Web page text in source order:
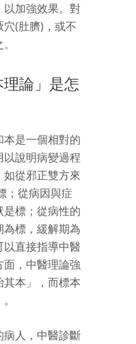
以加強效果。對
(肚臍)，或不
論」是怎
是一個相對的
說明病變過程
從邪正雙方來
；從病因與症
標；從病性的
標，緩解期為
直接指導中醫
，中醫理論強
本」，而標本
人，中醫診斷